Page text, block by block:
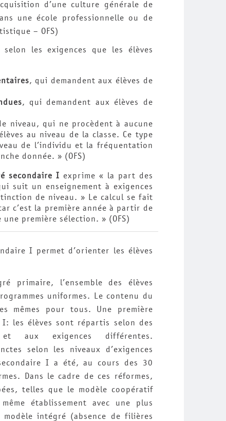
d’une culture générale de
une école professionnelle ou de
– OFS)
selon les exigences que les élèves
, qui demandent aux élèves de
, qui demandent aux élèves de
niveau, qui ne procèdent à aucune
au niveau de la classe. Ce type
de l’individu et la fréquentation
donnée. » (OFS)
secondaire I exprime « la part des
suit un enseignement à exigences
de niveau. » Le calcul se fait
c’est la première année à partir de
première sélection. » (OFS)
I permet d’orienter les élèves
primaire, l’ensemble des élèves
uniformes. Le contenu du
mêmes pour tous. Une première
les élèves sont répartis selon des
et aux exigences différentes.
selon les niveaux d’exigences
I a été, au cours des 30
Dans le cadre de ces réformes,
telles que le modèle coopératif
établissement avec une plus
intégré (absence de filières